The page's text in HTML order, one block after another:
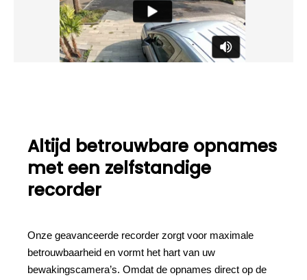
Altijd betrouwbare opnames
met een zelfstandige
recorder
Onze geavanceerde recorder zorgt voor maximale
betrouwbaarheid en vormt het hart van uw
bewakingscamera’s. Omdat de opnames direct op de